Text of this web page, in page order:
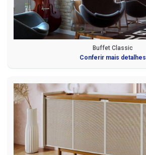
Buffet Classic
Conferir mais detalhes